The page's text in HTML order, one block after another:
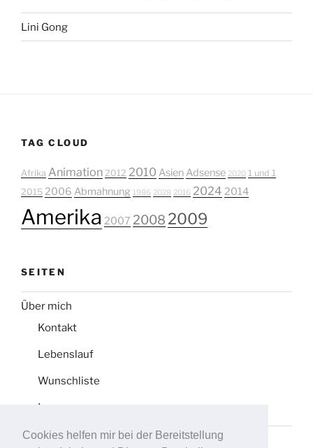
Cookies helfen mir bei der Bereitstellung
Lini Gong
TAG CLOUD
Afrika Animation 2012 2010 Asien Adsense 2020 1 und 1
2015 2006 Abmahnung 1986 2028 2016 2024 2014
Amerika 2007 2008 2009
SEITEN
Über mich
Kontakt
Lebenslauf
Wunschliste
Impressum
Datenschutz